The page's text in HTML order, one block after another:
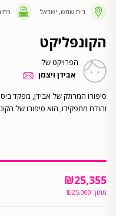
בית שמש, ישראל
הקונפליקט
הפרויקט של
אבידן ויצמן
סיפורו המרתק של אבידן, מפקד
והודח מתפקידו, הוא סיפורו של
₪25,355
מתוך ₪25,000